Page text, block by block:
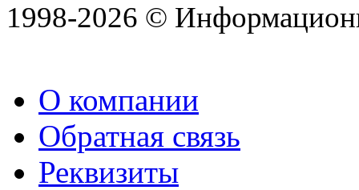
1998-2026 ©
О компании
Обратная связь
Реквизиты